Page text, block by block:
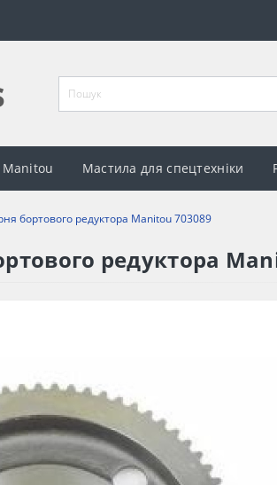
Мастила для спецтехніки
бортового редуктора Manitou 703089
редуктора